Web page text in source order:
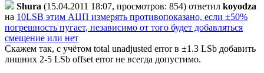
Shura (15.04.2011 18:07, просмотров: 854) ответил koyodza
на 10LSB этим АЦП измерять противопоказано, если ±50%
погрешность пугает, независимо от того будет добавляться
смещение или нет
Скажем так, с учётом total unadjusted error в ±1.3 LSb добавить
лишних 2-5 LSb offset error не всегда допустимо.